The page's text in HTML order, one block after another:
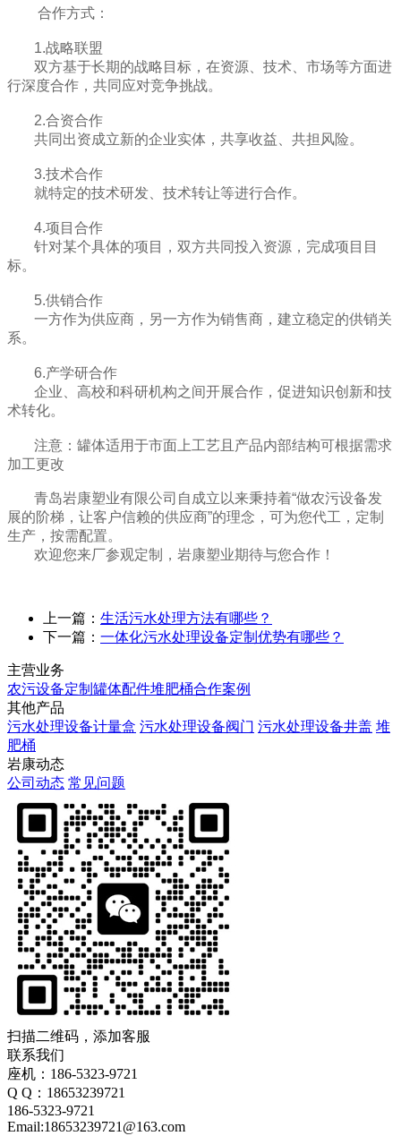
合作方式：
1.战略联盟
双方基于长期的战略目标，在资源、技术、市场等方面进
行深度合作，共同应对竞争挑战。
2.合资合作
共同出资成立新的企业实体，共享收益、共担风险。
3.技术合作
就特定的技术研发、技术转让等进行合作。
4.项目合作
针对某个具体的项目，双方共同投入资源，完成项目目
标。
5.供销合作
一方作为供应商，另一方作为销售商，建立稳定的供销关
系。
6.产学研合作
企业、高校和科研机构之间开展合作，促进知识创新和技
术转化。
注意：罐体适用于市面上工艺且产品内部结构可根据需求
加工更改
青岛岩康塑业有限公司自成立以来秉持着“做农污设备发
展的阶梯，让客户信赖的供应商”的理念，可为您代工，定制
生产，按需配置。
欢迎您来厂参观定制，岩康塑业期待与您合作！
上一篇： 生活污水处理方法有哪些？
下一篇： 一体化污水处理设备定制优势有哪些？
主营业务
农污设备定制 罐体配件堆肥桶合作案例
其他产品
污水处理设备计量盒 污水处理设备阀门 污水处理设备井盖 堆
肥桶
岩康动态
公司动态 常见问题
扫描二维码，添加客服
联系我们
座机：186-5323-9721
Q Q：18653239721
186-5323-9721
Email:18653239721@163.com